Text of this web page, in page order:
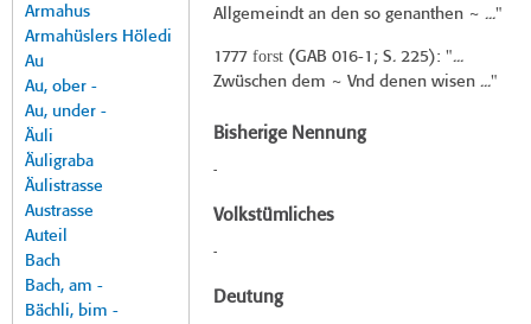
Armahus
Armahüslers Höledi
Au
Au, ober -
Au, under -
Äuli
Äuligraba
Äulistrasse
Austrasse
Auteil
Bach
Bach, am -
Bächli, bim -
Allgemeindt an den so genanthen ~ ..."
1777 forst(GAB 016-1 ; S. 225): "...
Zwüschen dem ~ Vnd denen wisen ..."
Bisherige Nennung
-
Volkstümliches
-
Deutung